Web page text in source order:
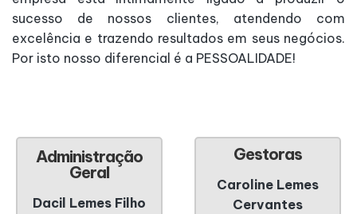
sucesso de nossos clientes, atendendo com
excelência e trazendo resultados em seus negócios.
Por isto nosso diferencial é a PESSOALIDADE!
Administração
Geral
Dacil Lemes Filho
Gestoras
Caroline Lemes
Cervantes